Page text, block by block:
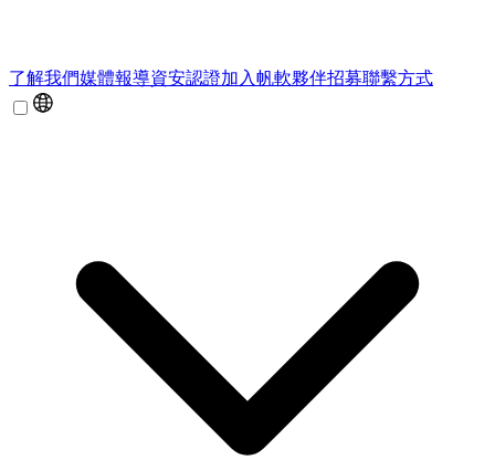
了解我們媒體報導資安認證加入帆軟夥伴招募聯繫方式